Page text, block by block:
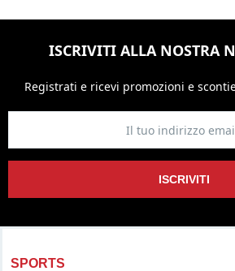
ISCRIVITI ALLA NOSTRA
Registrati e ricevi promozioni e sconti
ISCRIVITI
SPORTS